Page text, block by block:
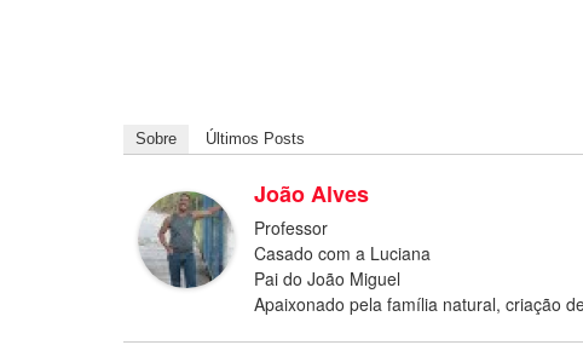
Sobre Últimos Posts
João Alves
Professor
Casado com a Luciana
Pai do João Miguel
Apaixonado pela família natural, criação